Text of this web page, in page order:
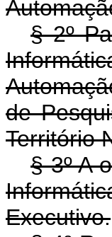
§ 2º
de
Território
§ 3º A
Executivo.